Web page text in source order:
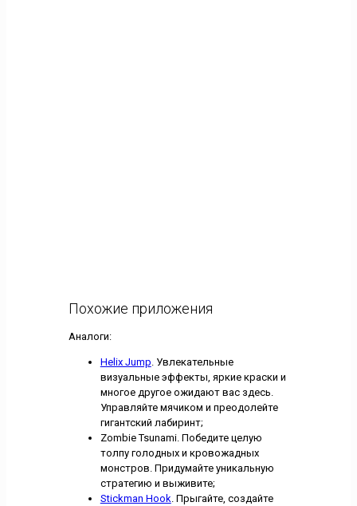
Похожие приложения
Аналоги:
Helix Jump. Увлекательные
визуальные эффекты, яркие краски и
многое другое ожидают вас здесь.
Управляйте мячиком и преодолейте
гигантский лабиринт;
Zombie Tsunami. Победите целую
толпу голодных и кровожадных
монстров. Придумайте уникальную
стратегию и выживите;
Stickman Hook. Прыгайте, создайте